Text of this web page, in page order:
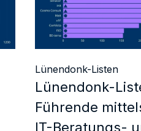
Lünendonk-Listen
Lünendonk-
Führende
IT-Beratungs-